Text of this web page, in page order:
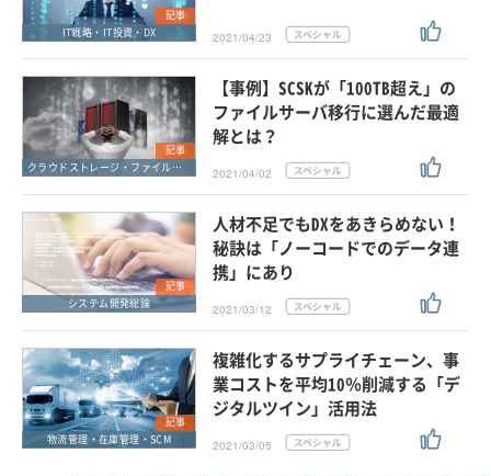
記事
IT戦略・IT投資・DX
2021/04/23
記事
クラウドストレージ・ファイル共有・ファイル転送
【事例】SCSKが「100TB超え」の
ファイルサーバ移行に選んだ最適
解とは？
2021/04/02
記事
システム開発総論
人材不足でもDXをあきらめない！
秘訣は「ノーコードでのデータ連
携」にあり
2021/03/12
記事
物流管理・在庫管理・SCM
複雑化するサプライチェーン、事
業コストを平均10％削減する「デ
ジタルツイン」活用法
2021/03/05